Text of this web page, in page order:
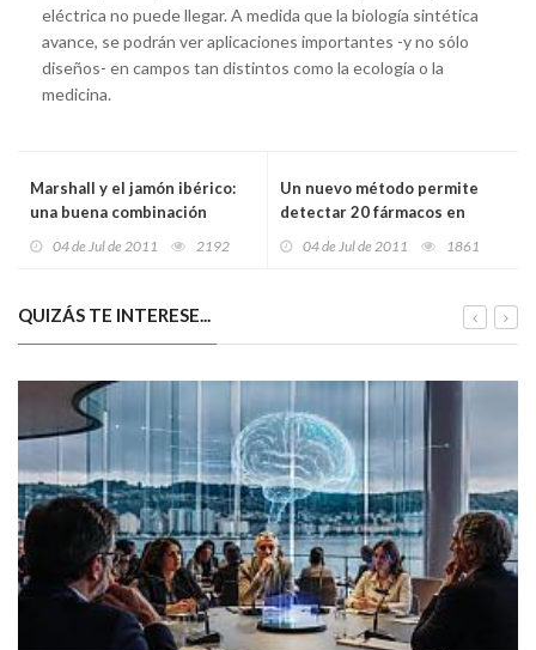
eléctrica no puede llegar. A medida que la biología sintética
avance, se podrán ver aplicaciones importantes -y no sólo
diseños- en campos tan distintos como la ecología o la
medicina.
Marshall y el jamón ibérico:
una buena combinación
04 de Jul de 2011 2192
Un nuevo método permite
detectar 20 fármacos en
04 de Jul de 2011 1861
QUIZÁS TE INTERESE...